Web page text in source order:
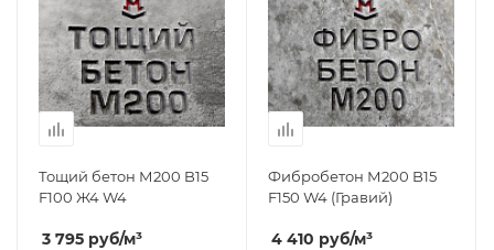
Тощий бетон М200 B15
F100 Ж4 W4
3 795 руб/м³
Фибробетон М200 B15
F150 W4 (Гравий)
4 410 руб/м³